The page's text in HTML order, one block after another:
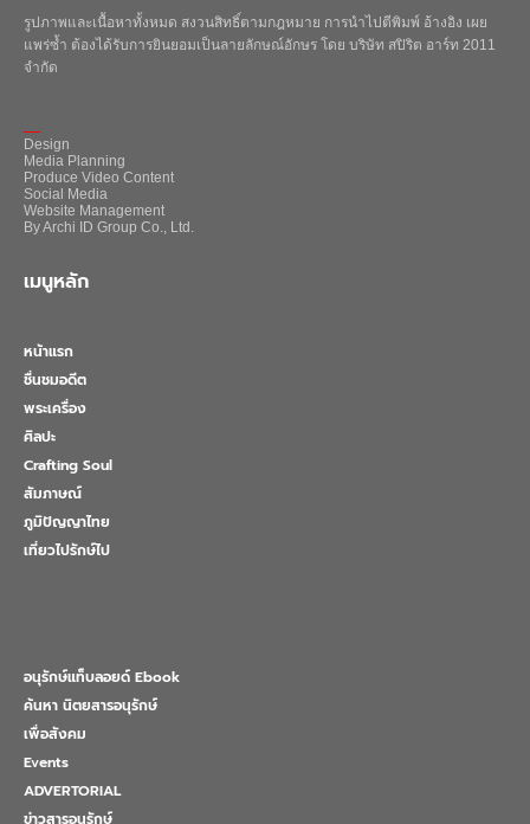
รูปภาพและเนื้อหาทั้งหมด สงวนสิทธิ์ตามกฎหมาย การนำไปตีพิมพ์ อ้างอิง เผย
แพร่ซ้ำ ต้องได้รับการยินยอมเป็นลายลักษณ์อักษร โดย บริษัท สปิริต อาร์ท 2011
จำกัด
Design
Media Planning
Produce Video Content
Social Media
Website Management
By Archi ID Group Co., Ltd.
เมนูหลัก
หน้าแรก
ชื่นชมอดีต
พระเครื่อง
ศิลปะ
Crafting Soul
สัมภาษณ์
ภูมิปัญญาไทย
เที่ยวไปรักษ์ไป
อนุรักษ์แท็บลอยด์ Ebook
ค้นหา นิตยสารอนุรักษ์
เพื่อสังคม
Events
ADVERTORIAL
ข่าวสารอนุรักษ์